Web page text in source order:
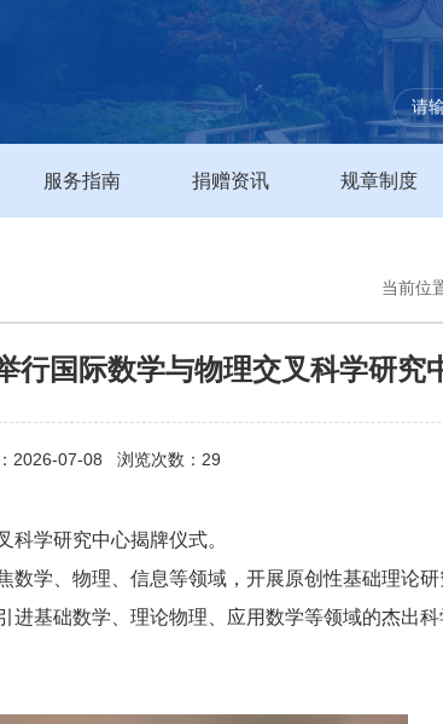
服务指南 捐赠资讯 规章制度
当前位
行国际数学与物理交叉科学研究
2026-07-08 浏览次数： 29
科学研究中心揭牌仪式。
学、物理、信息等领域，开展原创性基础理论
基础数学、理论物理、应用数学等领域的杰出